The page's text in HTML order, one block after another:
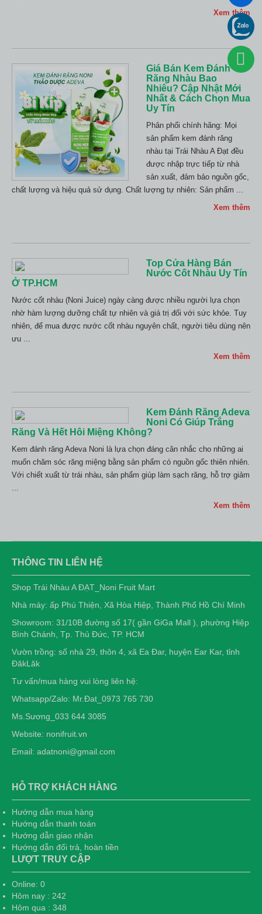
Xem thêm
Giá Bán Kem Đánh
Răng Nhàu Bao
Nhiêu? Cập Nhật Mới
Nhất & Cách Chọn Mua
Uy Tín
Phân phối chính hãng: Mọi
sản phẩm kem đánh răng
nhàu tại Trái Nhàu A Đạt đều
được nhập trực tiếp từ nhà
sản xuất, đảm bảo nguồn gốc,
chất lượng và hiệu quả sử dụng. Chất lượng tự nhiên: Sản phẩm ...
Xem thêm
Top Cửa Hàng Bán
Nước Cốt Nhàu Uy Tín
Ở TP.HCM
Nước cốt nhàu (Noni Juice) ngày càng được nhiều người lựa chọn
nhờ hàm lượng dưỡng chất tự nhiên và giá trị đối với sức khỏe. Tuy
nhiên, để mua được nước cốt nhàu nguyên chất, người tiêu dùng nên
ưu ...
Xem thêm
Kem Đánh Răng Adeva
Noni Có Giúp Trắng
Răng Và Hết Hôi Miệng Không?
Kem đánh răng Adeva Noni là lựa chọn đáng cân nhắc cho những ai
muốn chăm sóc răng miệng bằng sản phẩm có nguồn gốc thiên nhiên.
Với chiết xuất từ trái nhàu, sản phẩm giúp làm sạch răng, hỗ trợ giảm
Xem thêm
THÔNG TIN LIÊN HỆ
Shop Trái Nhàu A ĐẠT_Noni Fruit Mart
Nhà máy: ấp Phú Thiện, Xã Hòa Hiệp, Thành Phố Hồ Chí Minh
Showroom: 31/10B đường số 17( gần GiGa Mall ), phường Hiệp
Bình Chánh, Tp. Thủ Đức, TP. HCM
Vườn trồng: số nhà 29, thôn 4, xã Ea Đar, huyện Ear Kar, tỉnh
ĐăkLăk
Tư vấn/mua hàng vui lòng liên hệ:
Whatsapp/Zalo: Mr.Đat_0973 765 730
Ms.Sương_033 644 3085
Website: nonifruit.vn
Email: adatnoni@gmail.com
HỖ TRỢ KHÁCH HÀNG
Hướng dẫn mua hàng
Hướng dẫn thanh toán
Hướng dẫn giao nhận
Hướng dẫn đổi trả, hoàn tiền
LƯỢT TRUY CẬP
Online: 0
Hôm nay : 242
Hôm qua : 348